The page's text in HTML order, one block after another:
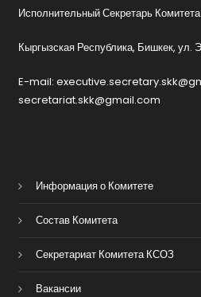
Исполнительный Секретарь
Кыргызская Республика, Бишкек, ул.
E-mail:
secretariat.skk@gmail.com
Информация о Комитете
Состав Комитета
Секретариат Комитета КСОЗ
Вакансии